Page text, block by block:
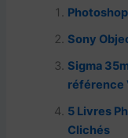
e
b
o
k
s
A
p
p
Sony
Sigma
référence
5 Livres
Clichés